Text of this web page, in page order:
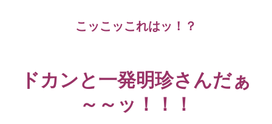
こッこッこれはッ！？
ドカンと一発明珍さんだぁ
～～ッ！！！